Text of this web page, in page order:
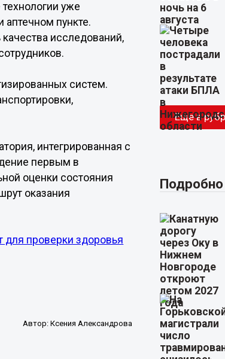
уже
пункте.
исследований,
систем.
интегрированная с
первым в
оценки состояния
оказания
проверки здоровья
Автор: Ксения Александрова
Еще в
Подробно